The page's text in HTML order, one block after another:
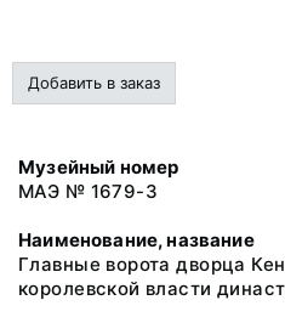
Добавить в заказ
Музейный номер
МАЭ № 1679-3
Наименование, название
Главные ворота дворца
королевской власти